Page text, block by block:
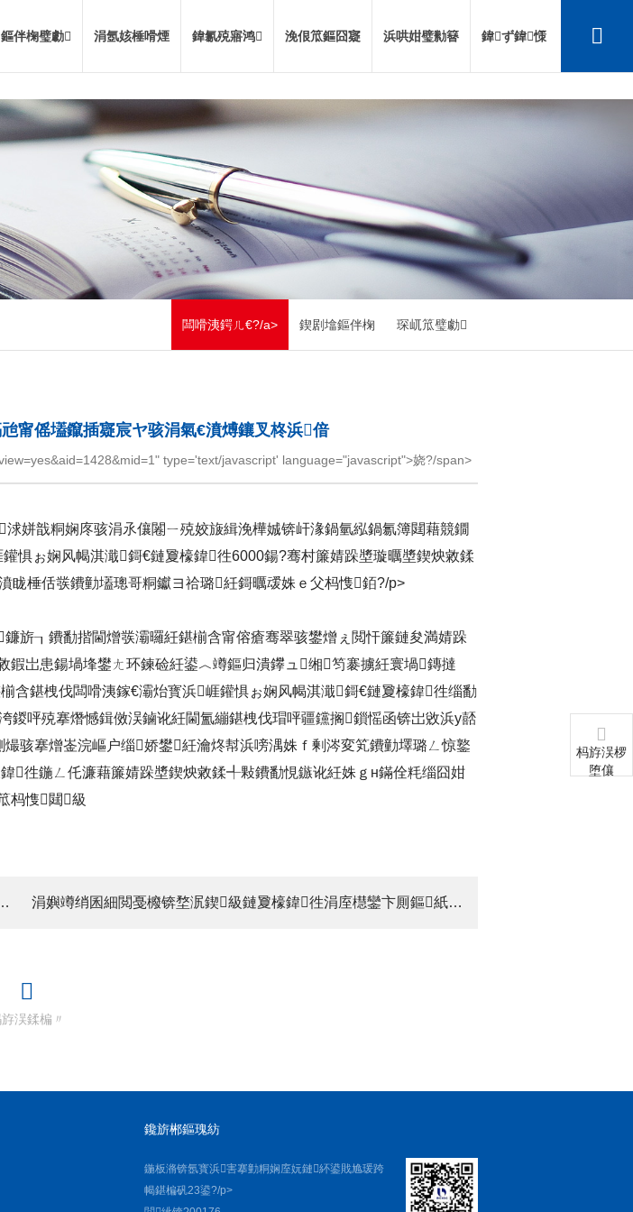
鏂伴椈璧勮 涓氬姟棰嗗煙 鍏氱殑寤鸿 浼佷笟鏂囧寲 浜哄姏璧勬簮 鍏ず鍏憡
闆嗗洟鍔ㄦ€?/a> 鍥剧墖鏂伴椈 琛屼笟璧勮
甯傜壒鑹插寲宸ヤ骇涓氣€濆煿鑲叉柊浜偣
type='text/javascript' language="javascript">娆?/span>
姘戠粡娴庝骇涓氶儴闂ㄧ殑姣旇緝浼樺娍锛屽湪鍋氫紭鍋氱簿閮藉競鐗
惧ぉ娴风幆淇濈鎶€鏈夐檺鍏徃6000鍚?骞村簾婧跺墏璇曞墏鍥炴敹鍒
棰佸彂鐨勭壒璁哥粡钀ヨ祫璐紝鎶曞叆姝ｅ父杩愯銆?/p>
旂┒鐨勫揩閫熷彂灞曪紝鍖椾含甯傛瘡骞翠骇鐢熷ぇ閲忓簾鏈夋満婧跺
岀患鍚堝埄鐢ㄤ环鍊硷紝鍙︿竴鏂归潰鑻ュ缃笉褰擄紝寰堝鏄撻
含鍖栧伐闆嗗洟鎵€灞炲寳浜崕鑵惧ぉ娴风幆淇濈鎶€鏈夐檺鍏徃缁勫
呯殑搴熸憾鍓傚洖鏀讹紝閫氳繃鍖栧伐瑁呯疆钂搁鎻愮函锛岀敓浜у嚭
骇搴熷崟浣嶇户缁娇鐢紝瀹炵幇浜嗙湡姝ｆ剰涔変笂鐨勭墿璐ㄥ惊鐜
徃鍦ㄥ仛濂藉簾婧跺墏鍥炴敹鍒╃敤鐨勫悓鏃讹紝姝ｇн鏋佺粍缁囧姏
杩愯閮級
櫨浜跨骇浜т笟闆嗗洟鏆ㄥ垱鍏堜簤浼樺媷浜庡鐚姵鍔ㄧ珵璧涙椿鍔?/a> 涓嬩竴绡囷細閲戞櫠锛堥泦鍥級鏈夐檺鍏徃涓庢櫘鑾卞厠鏂紙涓浗锛夋姇璧勬湁闄愬叕鍙歌繎鏃ョ缃蹭簡姘斾綋渚涘簲鍚堝悓
洖鍒楄〃
杩斿洖椤
堕儴
鑱旂郴鏂瑰紡
鍦板潃锛氬寳浜害搴勭粡娴庢妧鏈紑鍙戝尯瑗跨
幆鍖楄矾23鍙?/p>